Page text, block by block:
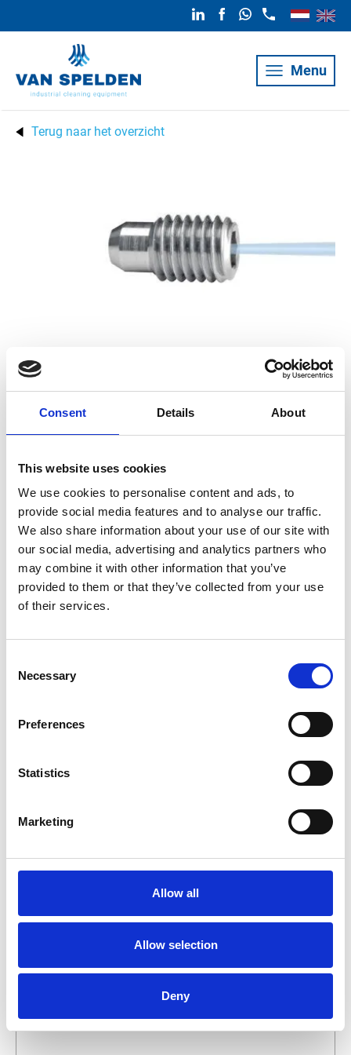
Consent Details About
This website uses cookies
We use cookies to personalise content and ads, to
provide social media features and to analyse our traffic.
We also share information about your use of our site with
our social media, advertising and analytics partners who
may combine it with other information that you’ve
provided to them or that they’ve collected from your use
of their services.
Selection
Necessary
Preferences
Statistics
Marketing
Allow all
Allow selection
Deny
Menu
Terug naar het overzicht
Nozzle 3000 bar
M10 1,15 mm
E0800193
Merk Falch
Artikelnummer 021007050800193
Groep Onderdelen
Meer informatie?
Alle vragen en opmerkingen kunt u via onderstaand
formulier aan ons sturen. Wij streven ernaar uw bericht
Wat wilt u weten over dit product?